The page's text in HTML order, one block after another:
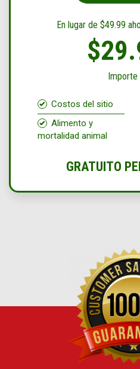
En lugar de $49.99
Importe
Costos del sitio
Alimento y
mortalidad animal
GRATUITO